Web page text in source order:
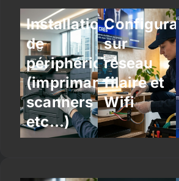
Installation
de
périphériques
(imprimantes,
scanners
etc…)
sur
réseau
filaire et
Wifi